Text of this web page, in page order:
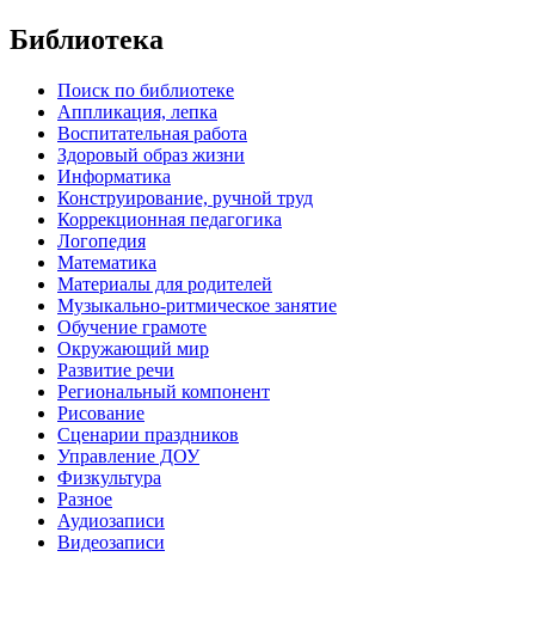
Библиотека
Поиск по библиотеке
Аппликация, лепка
Воспитательная работа
Здоровый образ жизни
Информатика
Конструирование, ручной труд
Коррекционная педагогика
Логопедия
Математика
Материалы для родителей
Музыкально-ритмическое занятие
Обучение грамоте
Окружающий мир
Развитие речи
Региональный компонент
Рисование
Сценарии праздников
Управление ДОУ
Физкультура
Разное
Аудиозаписи
Видеозаписи